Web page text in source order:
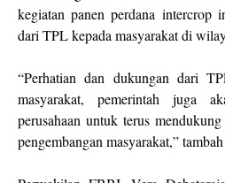
kegiatan panen perdana intercrop
dari TPL kepada masyarakat di
“Perhatian dan dukungan dari
masyarakat, pemerintah juga
perusahaan untuk terus
pengembangan masyarakat,”